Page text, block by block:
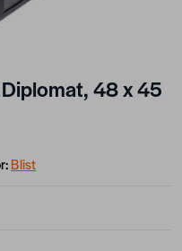
48 x 45
Blist